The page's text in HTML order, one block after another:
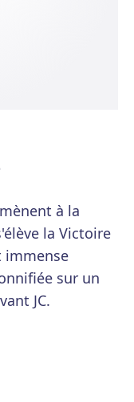
à la
la Victoire
immense
sur un
JC.